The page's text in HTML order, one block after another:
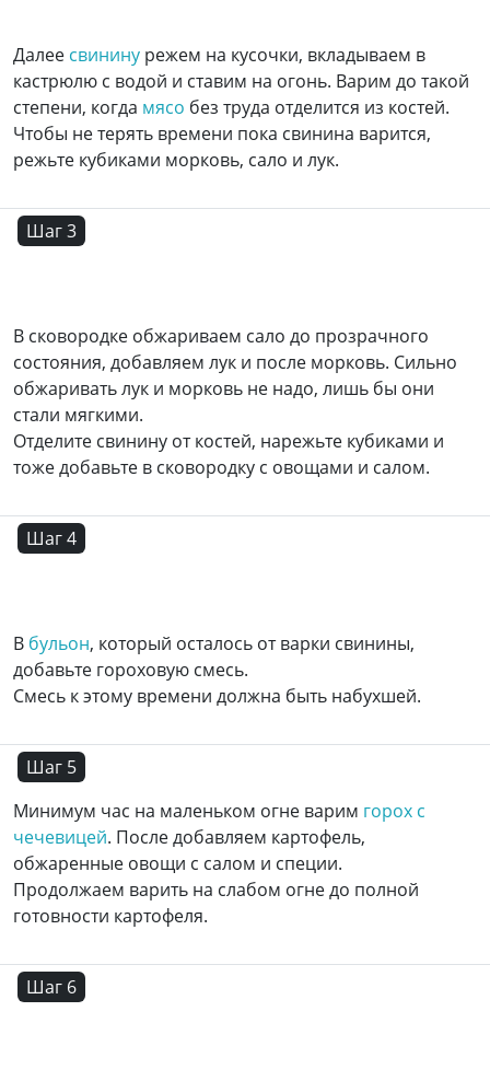
Далее свинину режем на кусочки, вкладываем в
кастрюлю с водой и ставим на огонь. Варим до такой
степени, когда мясо без труда отделится из костей.
Чтобы не терять времени пока свинина варится,
режьте кубиками морковь, сало и лук.
Шаг 3
В сковородке обжариваем сало до прозрачного
состояния, добавляем лук и после морковь. Сильно
обжаривать лук и морковь не надо, лишь бы они
стали мягкими.
Отделите свинину от костей, нарежьте кубиками и
тоже добавьте в сковородку с овощами и салом.
Шаг 4
В бульон, который осталось от варки свинины,
добавьте гороховую смесь.
Смесь к этому времени должна быть набухшей.
Шаг 5
Минимум час на маленьком огне варим горох с
чечевицей. После добавляем картофель,
обжаренные овощи с салом и специи.
Продолжаем варить на слабом огне до полной
готовности картофеля.
Шаг 6